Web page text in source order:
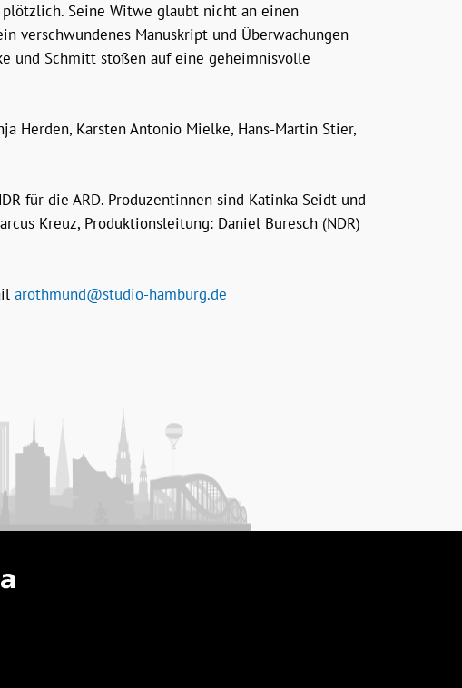
Seine Witwe glaubt nicht an einen
verschwundenes Manuskript und Überwachungen
und Schmitt stoßen auf eine geheimnisvolle
Herden, Karsten Antonio Mielke, Hans-Martin Stier,
für die ARD. Produzentinnen sind Katinka Seidt und
Kreuz, Produktionsleitung: Daniel Buresch (NDR)
arothmund@studio-hamburg.de